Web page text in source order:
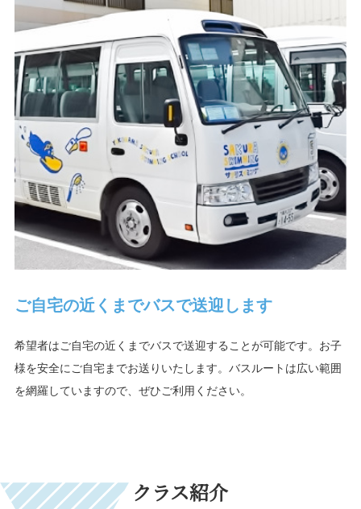
ご自宅の近くまでバスで送迎します
希望者はご自宅の近くまでバスで送迎することが可能です。お子
様を安全にご自宅までお送りいたします。バスルートは広い範囲
を網羅していますので、ぜひご利用ください。
クラス紹介